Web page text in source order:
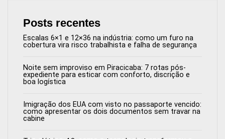
Posts recentes
Escalas 6×1 e 12×36 na indústria: como um furo na
cobertura vira risco trabalhista e falha de segurança
Noite sem improviso em Piracicaba: 7 rotas pós-
expediente para esticar com conforto, discrição e
boa logística
Imigração dos EUA com visto no passaporte vencido:
como apresentar os dois documentos sem travar na
cabine